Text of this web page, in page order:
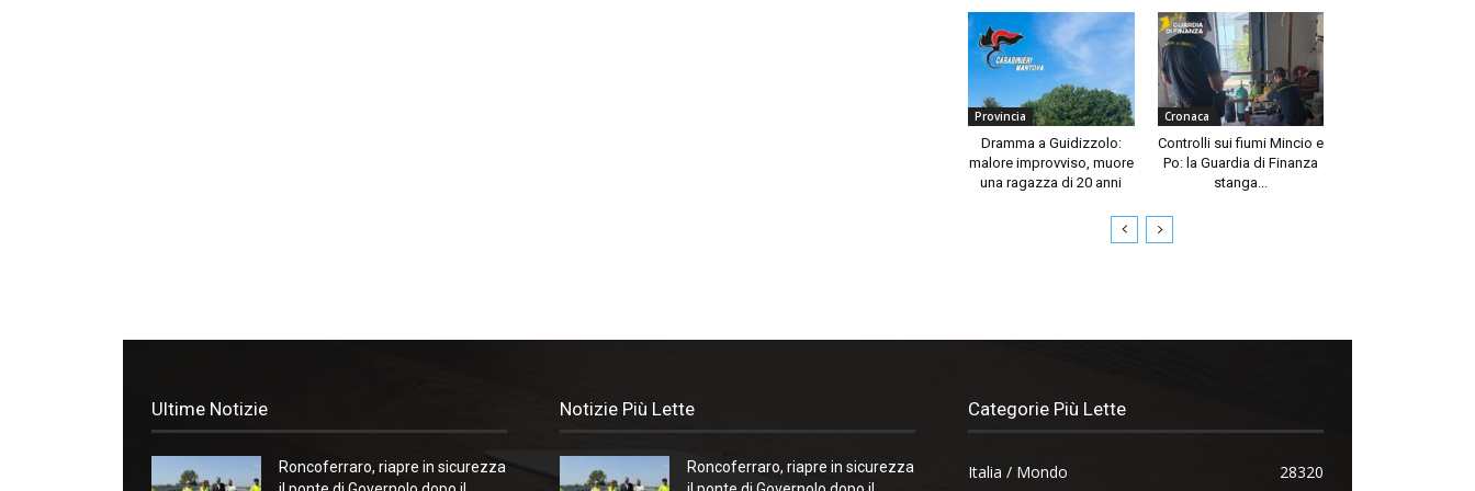
Provincia
Dramma a Guidizzolo:
malore improvviso, muore
una ragazza di 20 anni
Cronaca
Controlli sui fiumi Mincio e
Po: la Guardia di Finanza
stanga...
Ultime Notizie
Roncoferraro, riapre in sicurezza
Notizie Più Lette
Roncoferraro, riapre in sicurezza
Categorie Più Lette
Italia / Mondo 28320